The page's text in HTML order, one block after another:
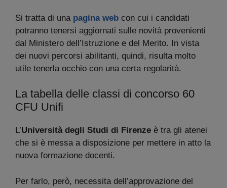
Si tratta di una pagina web con cui i candidati
potranno tenersi aggiornati sulle novità provenienti
dal Ministero dell’Istruzione e del Merito. In vista
dei nuovi percorsi abilitanti, quindi, risulta molto
utile tenerla occhio con una certa regolarità.
La tabella delle classi di concorso 60
CFU Unifi
L’Università degli Studi di Firenze è tra gli atenei
che si è messa a disposizione per mettere in atto la
nuova formazione docenti.
Per farlo, però, necessita dell’approvazione del